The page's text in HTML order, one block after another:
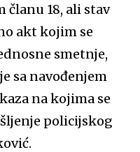
članu 18, ali stav
akt kojim se
smetnje,
sa navođenjem
na kojima se
policijskog